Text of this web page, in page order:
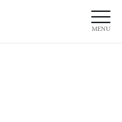
MENU